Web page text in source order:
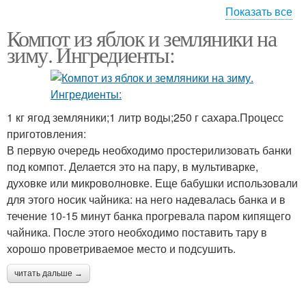
Компот из патиссонов
Показать все
Компот из яблок и земляники на
зиму. Ингредиенты:
1 кг ягод земляники;1 литр воды;250 г сахара.Процесс
приготовления:
В первую очередь необходимо простерилизовать банки
под компот. Делается это на пару, в мультиварке,
духовке или микроволновке. Еще бабушки использовали
для этого носик чайника: на него надевалась банка и в
течение 10-15 минут банка прогревала паром кипящего
чайника. После этого необходимо поставить тару в
хорошо проветриваемое место и подсушить.
читать дальше →